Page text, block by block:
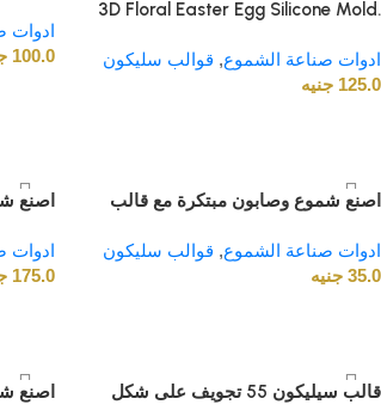
3D Floral Easter Egg Silicone Mold.
Flexible & Durable DIY Mold for
Candle Making & Soap Crafting.
ادوات صناعة الشموع, قوالب سليكون
125.0 جنيه
ادوات
100.0
اصنع شموع وصابون مبتكرة مع قالب
صغيرة، مثالي للهدايا اليدوية والتزيين.
ادوات صناعة الشموع, قوالب سليكون
35.0 جنيه
اصنع
اليدوية.
ادوات
175.0
قالب سيليكون 55 تجويف على شكل
اصنع